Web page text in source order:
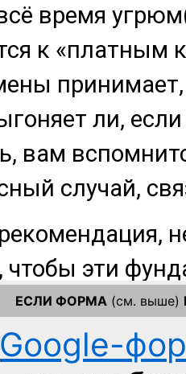
ЕСЛИ ФОРМА (см. выше)
Google-